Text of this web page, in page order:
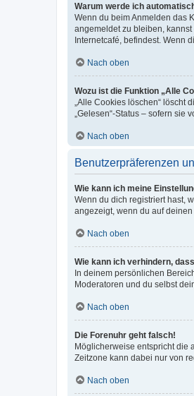
Warum werde ich
Wenn du beim Anmelden das
angemeldet zu bleiben,
Internetcafé, befindest. Wenn
Nach oben
Wozu ist die Funktion „Alle
„Alle Cookies löschen“
„Gelesen“-Status – sofern
Nach oben
Benutzerpräferenzen
Wie kann ich meine
Wenn du dich registriert hast,
angezeigt, wenn du auf
Nach oben
Wie kann ich verhindern,
In deinem persönlichen
Moderatoren und du selbst
Nach oben
Die Forenuhr geht falsch!
Möglicherweise entspricht die
Zeitzone kann dabei nur von
Nach oben